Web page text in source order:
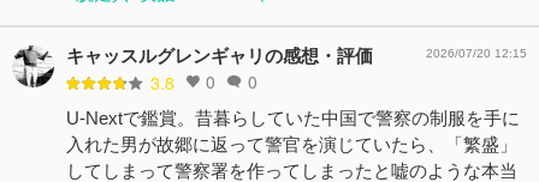
キャッスルグレンギャリの感想・評価
3.8 0 0
2026/07/20 12:15
U-Nextで鑑賞。昔暮らしていた中国で警察の制服を手に
入れた男が故郷に返って警官を演じていたら、「繁盛」
してしまって警察署を作ってしまったと嘘のような本当